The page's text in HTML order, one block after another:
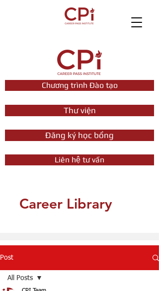
Chương trình Đào tạo
Thư viện
Đăng ký học bổng
Liên hệ tư vấn
Career Library
Post
All Posts